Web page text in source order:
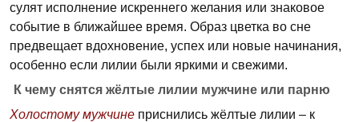
сулят исполнение искреннего желания или знаковое
событие в ближайшее время. Образ цветка во сне
предвещает вдохновение, успех или новые начинания,
особенно если лилии были яркими и свежими.
К чему снятся жёлтые лилии мужчине или парню
Холостому мужчине приснились жёлтые лилии – к